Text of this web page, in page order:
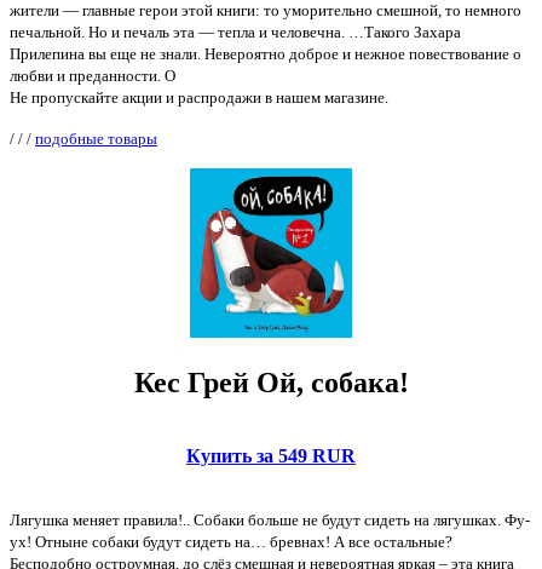
жители — главные герои этой книги: то уморительно смешной, то немного
печальной. Но и печаль эта — тепла и человечна. …Такого Захара
Прилепина вы еще не знали. Невероятно доброе и нежное повествование о
любви и преданности. О
Не пропускайте акции и распродажи в нашем магазине.
/ / / подобные товары
Кес Грей Ой, собака!
Купить за 549 RUR
Лягушка меняет правила!.. Собаки больше не будут сидеть на лягушках. Фу-
ух! Отныне собаки будут сидеть на… бревнах! А все остальные?
Бесподобно остроумная, до слёз смешная и невероятная яркая – эта книга